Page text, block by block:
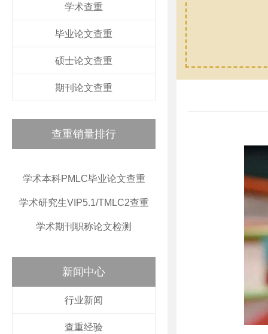
学术查重
毕业论文查重
硕士论文查重
期刊论文查重
查重销量排行
学术本科PMLC毕业论文查重
学术研究生VIP5.1/TMLC2查重
学术期刊职称论文检测
新闻中心
行业新闻
查重经验